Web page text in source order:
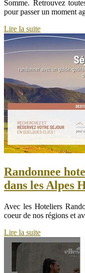
Somme. Retrouvez
pour passer un moment
Lire la suite
Randonnee
dans les Alpes
Avec les Hoteliers
coeur de nos régions et
Lire la suite